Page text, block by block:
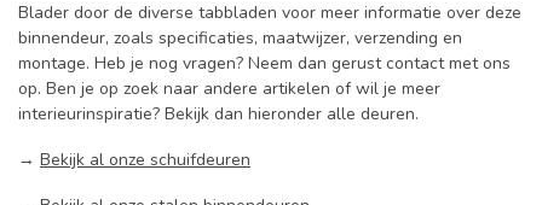
Blader door de diverse tabbladen voor meer informatie over deze
binnendeur, zoals specificaties, maatwijzer, verzending en
montage. Heb je nog vragen? Neem dan gerust contact met ons
op. Ben je op zoek naar andere artikelen of wil je meer
interieurinspiratie? Bekijk dan hieronder alle deuren.
→ Bekijk al onze schuifdeuren